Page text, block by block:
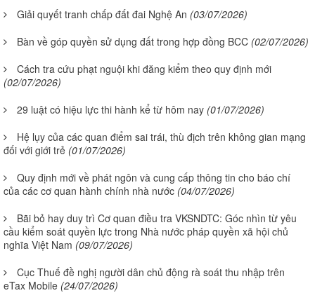
Giải quyết tranh chấp đất đai Nghệ An (03/07/2026)
Bàn về góp quyền sử dụng đất trong hợp đồng BCC (02/07/2026)
Cách tra cứu phạt nguội khi đăng kiểm theo quy định mới
(02/07/2026)
29 luật có hiệu lực thi hành kể từ hôm nay (01/07/2026)
Hệ lụy của các quan điểm sai trái, thù địch trên không gian mạng
đối với giới trẻ (01/07/2026)
Quy định mới về phát ngôn và cung cấp thông tin cho báo chí
của các cơ quan hành chính nhà nước (04/07/2026)
Bãi bỏ hay duy trì Cơ quan điều tra VKSNDTC: Góc nhìn từ yêu
cầu kiểm soát quyền lực trong Nhà nước pháp quyền xã hội chủ
nghĩa Việt Nam (09/07/2026)
Cục Thuế đề nghị người dân chủ động rà soát thu nhập trên
eTax Mobile (24/07/2026)